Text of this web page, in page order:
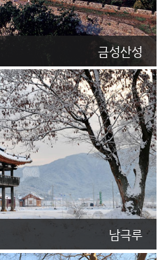
금성산성
남극루